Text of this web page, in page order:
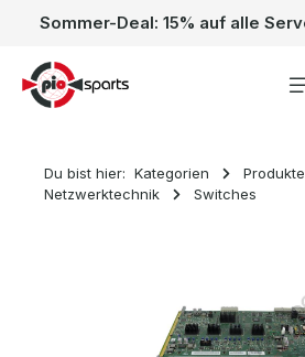
Zum Hauptinhalt springen
Du bist hier: Kategorien
Produkte
Netzwerktechnik
Switches